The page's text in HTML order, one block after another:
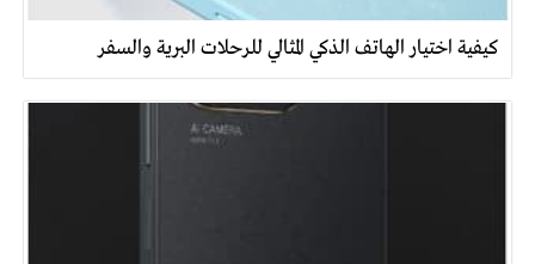
كيفية اختيار الهاتف الذكي المثالي للرحلات البرية والسفر